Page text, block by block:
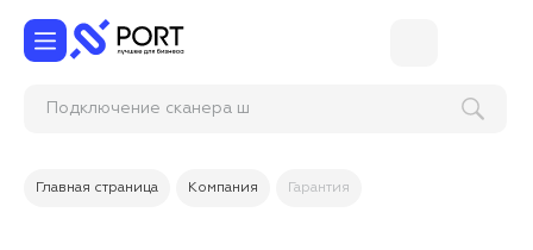
Подключение с
Главная страница Компания Гарантия